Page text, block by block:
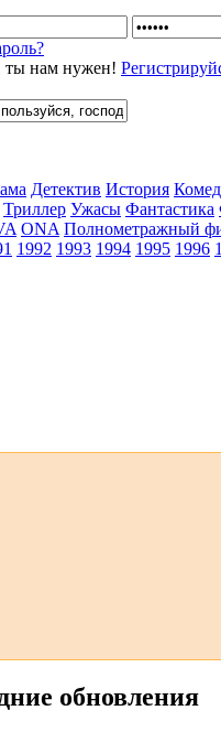
ты нам нужен!
Детектив История
Триллер Ужасы Фантастика
ONA Полнометражный
1992 1993 1994 1995 1996
обновления